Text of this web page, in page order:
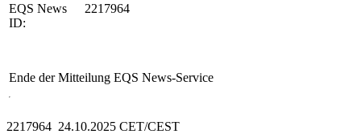
EQS News
ID:
2217964
Ende der Mitteilung EQS News-Service
2217964 24.10.2025 CET/CEST